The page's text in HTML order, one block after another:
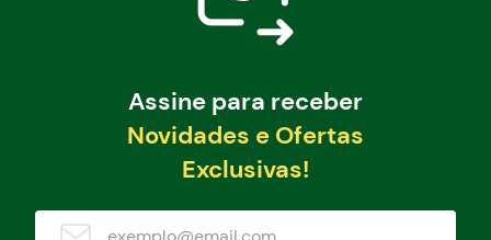
Assine para receber
Novidades e Ofertas
Exclusivas!